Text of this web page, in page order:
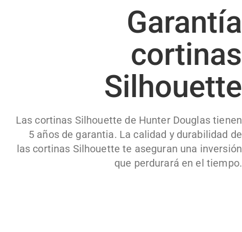
Garantía
cortinas
Silhouette
Las cortinas Silhouette de Hunter Douglas tienen
5 años de garantia. La calidad y durabilidad de
las cortinas Silhouette te aseguran una inversión
que perdurará en el tiempo.